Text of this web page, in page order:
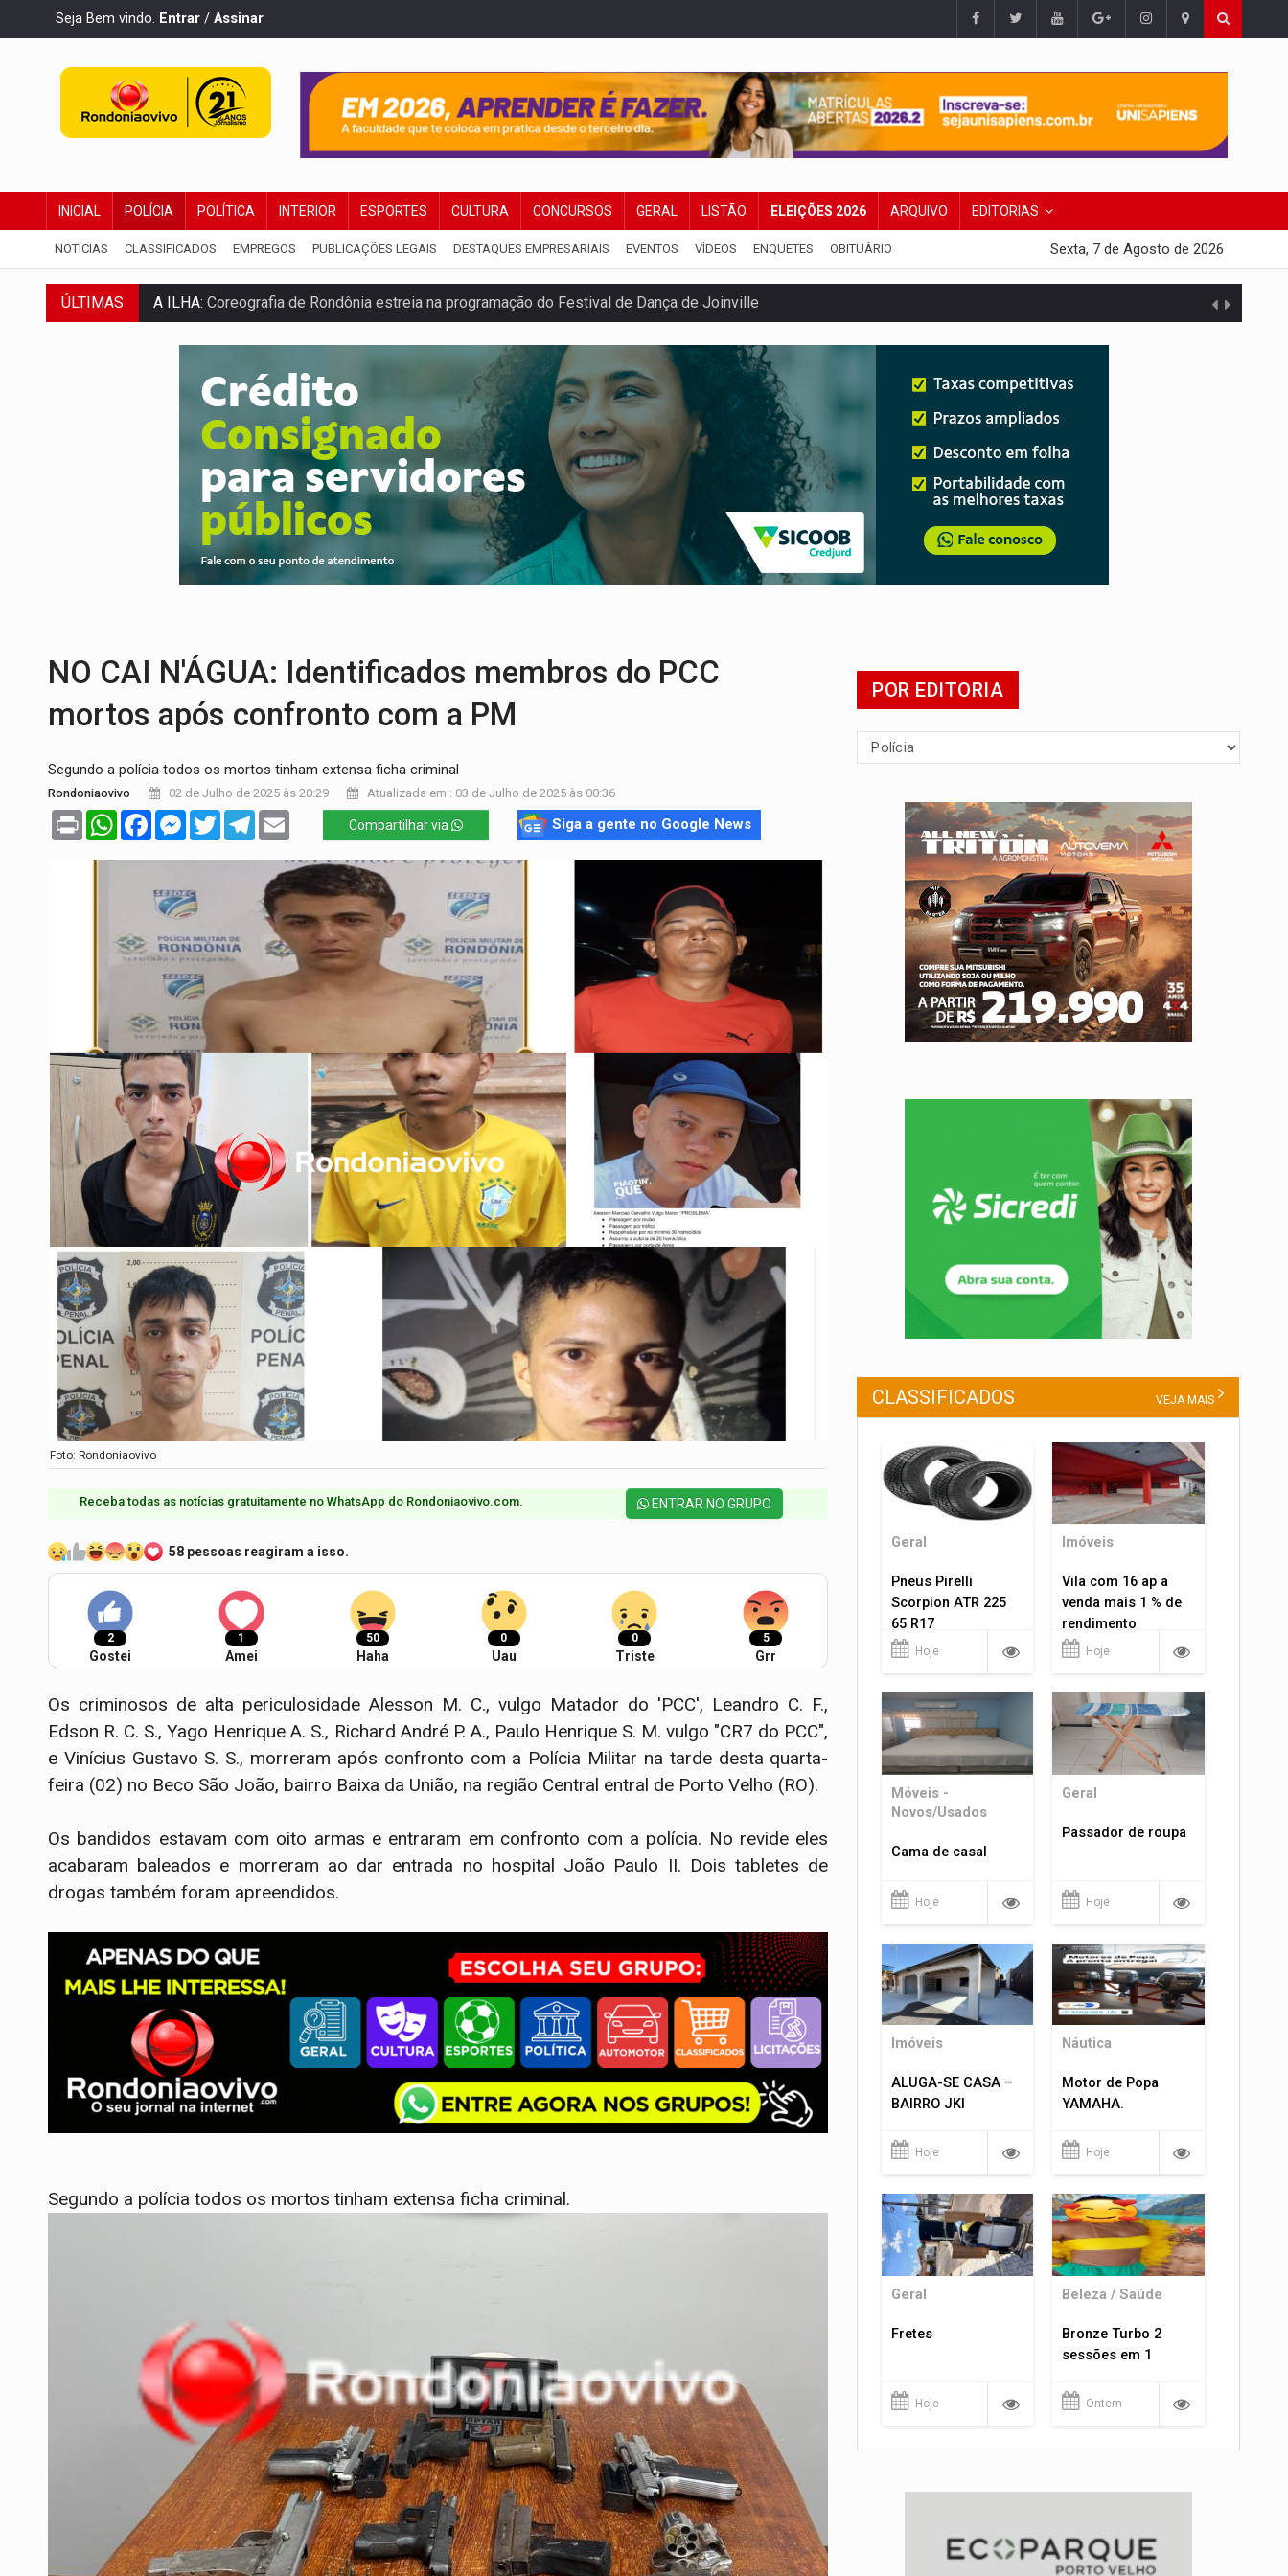
Seja Bem vindo. Entrar / Assinar
INICIAL POLÍCIA POLÍTICA INTERIOR ESPORTES CULTURA CONCURSOS GERAL LISTÃO ELEIÇÕES 2026 ARQUIVO EDITORIAS
NOTÍCIAS CLASSIFICADOS EMPREGOS PUBLICAÇÕES LEGAIS DESTAQUES EMPRESARIAIS EVENTOS VÍDEOS ENQUETES OBITUÁRIO Sexta, 7 de Agosto de 2026
ÚLTIMAS ELEIÇÕES 2026:Sgt. Mouza esclarece 'erro de digitação' em declaração de patrimônio de R$ 29 mi
JUDICIÁRIO:Sinjur parabeniza servidores pelo adicional de incentivo com efeitos retroativos
Publicação Legal: AVISO DE LICITAÇÃO: Pregão Eletrônico Nº 12/2026 - UASG 200095
Polícia apreende mais de uma tonelada de drogas em fundo falso de caminhão
EMOCIONE: PRESENTES: Confira os sorteados na promoção de dia dos Pais
VOVÔ LADRÃO:Idoso é filmado furtando bicicleta na frente de comércio
JUSTIÇA:Comarca de Nova Mamoré terá seu primeiro júri popular
ADAILTON FÚRIA:Assessoria denuncia suposto ataque com perfis falsos no Instagram
NO CAI N'ÁGUA: Identificados membros do PCC
mortos após confronto com a PM
Segundo a polícia todos os mortos tinham extensa ficha criminal
Rondoniaovivo 02 de Julho de 2025 às 20:29 Atualizada em : 03 de Julho de 2025 às 00:36
Print WhatsAppFacebookMessenger
TwitterTelegram Compartilhar via Siga a gente no Google News
Foto: Rondoniaovivo
Receba todas as notícias gratuitamente no WhatsApp do Rondoniaovivo.com.​ ENTRAR NO GRUPO
58 pessoas reagiram a isso.
2
Gostei
1
Amei
50
Haha
0
Uau
0
Triste
5
Grr
Os criminosos de alta periculosidade Alesson M. C., vulgo Matador do 'PCC', Leandro C. F.,
Edson R. C. S., Yago Henrique A. S., Richard André P. A., Paulo Henrique S. M. vulgo "CR7 do PCC",
e Vinícius Gustavo S. S., morreram após confronto com a Polícia Militar na tarde desta quarta-
feira (02) no Beco São João, bairro Baixa da União, na região Central entral de Porto Velho (RO).
Os bandidos estavam com oito armas e entraram em confronto com a polícia. No revide eles
acabaram baleados e morreram ao dar entrada no hospital João Paulo II. Dois tabletes de
drogas também foram apreendidos.
Segundo a polícia todos os mortos tinham extensa ficha criminal.
POR EDITORIA
CLASSIFICADOS VEJA MAIS
Geral
Pneus Pirelli
Scorpion ATR 225
65 R17
Hoje
Imóveis
Vila com 16 ap a
venda mais 1 % de
rendimento
Hoje
Móveis -
Novos/Usados
Cama de casal
Hoje
Geral
Passador de roupa
Hoje
Imóveis
ALUGA-SE CASA –
BAIRRO JKI
Hoje
Náutica
Motor de Popa
YAMAHA.
Hoje
Geral
Fretes
Hoje
Beleza / Saúde
Bronze Turbo 2
sessões em 1
Ontem